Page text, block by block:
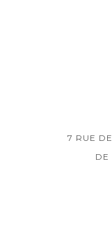
7 RUE
DE